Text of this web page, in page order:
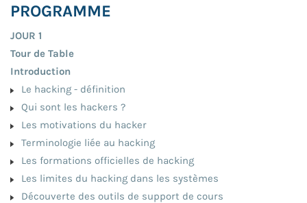
PROGRAMME
JOUR 1
Tour de Table
Introduction
Le hacking - définition
Qui sont les hackers ?
Les motivations du hacker
Terminologie liée au hacking
Les formations officielles de hacking
Les limites du hacking dans les systèmes
Découverte des outils de support de cours